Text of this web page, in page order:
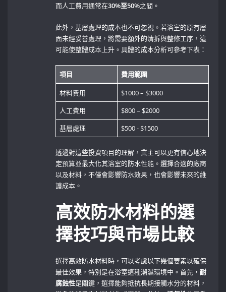
而人工費用通常在30%至50%之間。
此外，基層處理的成本也不可忽視。若浴室的原有層
面未經妥善處理，將需要額外的清拆與整修工序，這
可能使整體成本上升。具體的成本分析可參考下表：
項目 費用範圍
材料費用
$1000 – $3000
人工費用
$800 – $2000
基層處理
$500 -⁣ $1500
透過對這些投資項目的理解，業主可以更有信心地決
定預算並最大化其浴室的防水性能。選擇合適的廠商
以及材料，不僅會影響防水效果，也會影響未來的維
護成本。
高效防水材料的選
擇技巧與市場比較
選擇高效防水材料時，可以考慮以下幾個要素以確保
最佳效果，特別是在浴室這種潮濕環境中。首先，耐
腐蝕性是關鍵，選擇能夠抵抗長期接觸水分的材料，